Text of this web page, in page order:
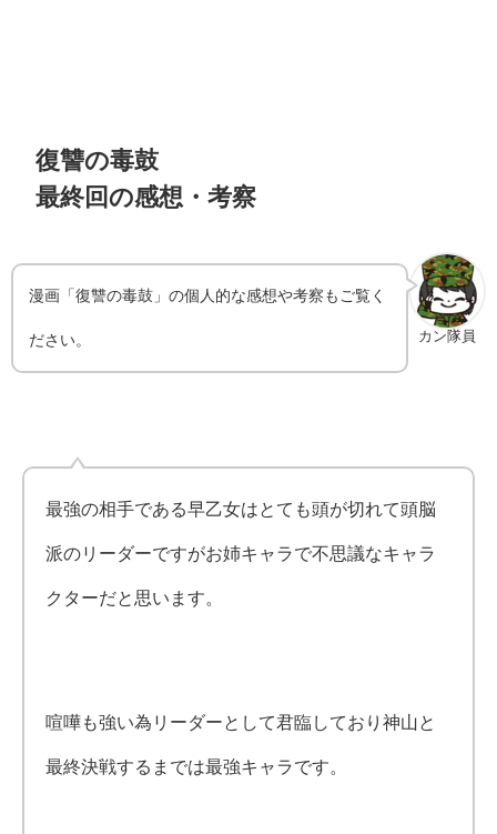
復讐の毒鼓
最終回の感想・考察
カン隊員
漫画「復讐の毒鼓」の個人的な感想や考察もご覧く
ださい。
最強の相手である早乙女はとても頭が切れて頭脳
派のリーダーですがお姉キャラで不思議なキャラ
クターだと思います。
喧嘩も強い為リーダーとして君臨しており神山と
最終決戦するまでは最強キャラです